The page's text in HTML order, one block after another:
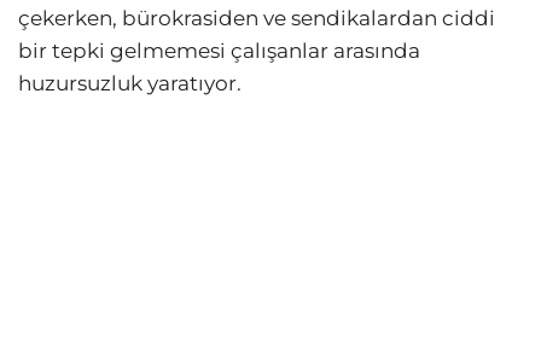
çekerken, bürokrasiden ve sendikalardan ciddi
bir tepki gelmemesi çalışanlar arasında
huzursuzluk yaratıyor.